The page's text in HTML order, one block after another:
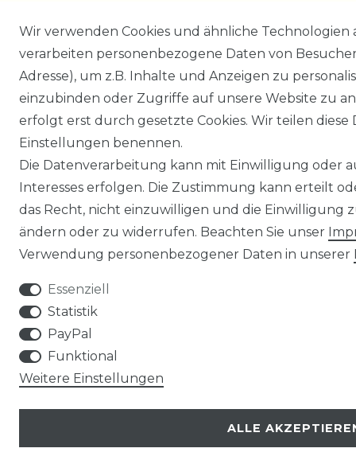
Wir verwenden Cookies und ähnliche
verarbeiten personenbezogene Daten von
Adresse), um z.B. Inhalte und Anzeigen zu
einzubinden oder Zugriffe auf unsere Website zu
erfolgt erst durch gesetzte Cookies. Wir teilen
Einstellungen benennen.
Die Datenverarbeitung kann mit Einwilligung oder
Interesses erfolgen. Die Zustimmung kann erteilt
das Recht, nicht einzuwilligen und die Einwilligung
ändern oder zu widerrufen. Beachten Sie unser
Verwendung personenbezogener Daten in unserer
Essenziell
Statistik
PayPal
Funktional
Weitere Einstellungen
ALLE